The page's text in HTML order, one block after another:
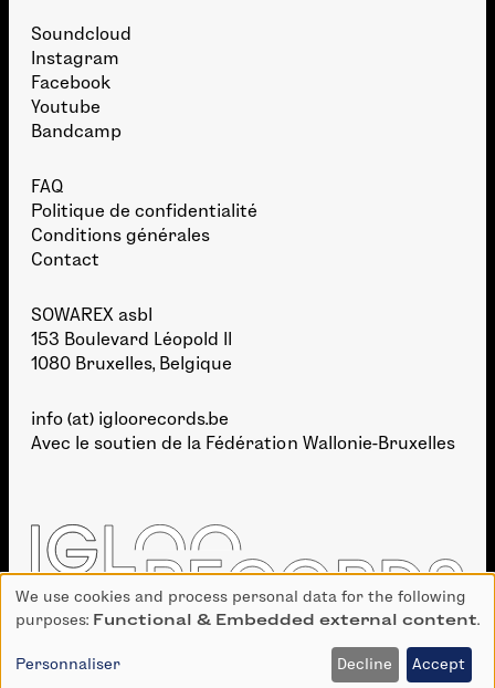
Soundcloud
Instagram
Facebook
Youtube
Bandcamp
FAQ
Politique de confidentialité
Conditions générales
Contact
SOWAREX asbl
153 Boulevard Léopold II
1080 Bruxelles, Belgique
info (at) igloorecords.be
Avec le soutien de la Fédération Wallonie-Bruxelles
DÉVELOPPEMENT : TAKE SHAPE STUDIO
Use
of
We use cookies and process personal data for the following
purposes: Functional & Embedded external content.
Personnaliser Decline Accept